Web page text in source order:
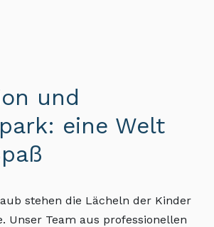
und
eine Welt
stehen die Lächeln der Kinder
Unser Team aus professionellen